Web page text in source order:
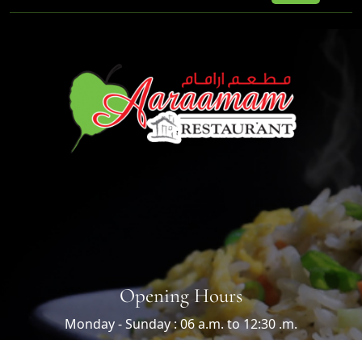
Opening Hours
Monday - Sunday : 06 a.m. to 12:30 .m.